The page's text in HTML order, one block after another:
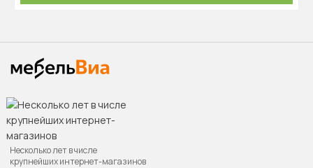
Несколько лет в числе
крупнейших интернет-магазинов